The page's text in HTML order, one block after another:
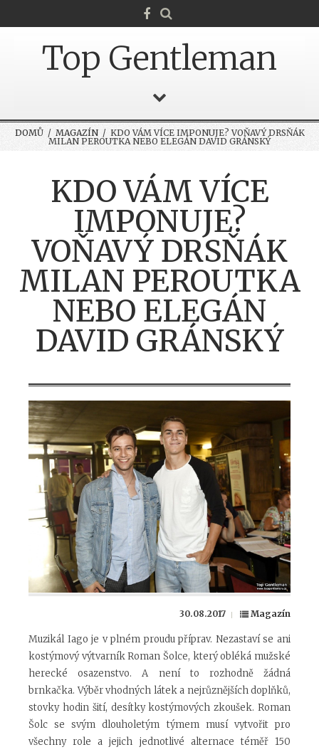
Top Gentleman
DOMŮ/ MAGAZÍN/ KDO VÁM VÍCE IMPONUJE? VOŇAVÝ DRSŇÁK
MILAN PEROUTKA NEBO ELEGÁN DAVID GRÁNSKÝ
KDO VÁM VÍCE
IMPONUJE?
VOŇAVÝ DRSŇÁK
MILAN PEROUTKA
NEBO ELEGÁN
DAVID GRÁNSKÝ
30.08.2017 Magazín
Muzikál Iago je v plném proudu příprav. Nezastaví se ani
kostýmový výtvarník Roman Šolce, který obléká mužské
herecké osazenstvo. A není to rozhodně žádná
brnkačka. Výběr vhodných látek a nejrůznějších doplňků,
stovky hodin šití, desítky kostýmových zkoušek. Roman
Šolc se svým dlouholetým týmem musí vytvořit pro
všechny role a jejich jednotlivé alternace téměř 150